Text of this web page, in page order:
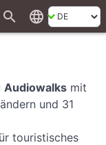
search language
Audiowalks mit
und 31
touristisches